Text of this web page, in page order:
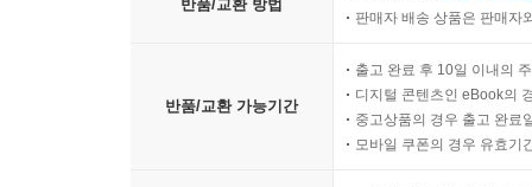
반품/교환 방법
판매자 배송 상품은 판매자
반품/교환 가능기간
출고 완료 후 10일 이내의
디지털 콘텐츠인 eBook의
중고상품의 경우 출고 완료
모바일 쿠폰의 경우 유효기